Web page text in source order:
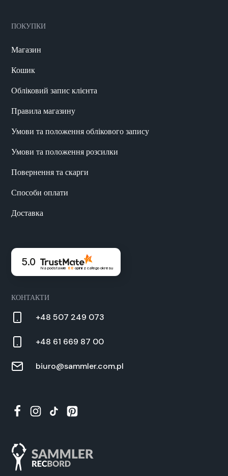
ПОКУПКИ
Магазин
Кошик
Обліковий запис клієнта
Правила магазину
Умови та положення облікового запису
Умови та положення розсилки
Повернення та скарги
Способи оплати
Доставка
5.0
Na podstawie 88 opinii z całego okresu
КОНТАКТИ
+48 507 249 073
+48 61 669 87 00
biuro@sammler.com.pl